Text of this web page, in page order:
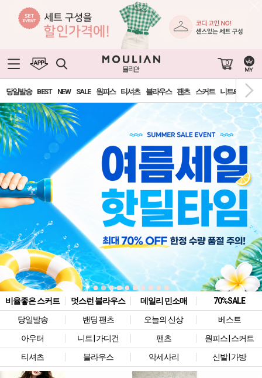
0
당일발송 BEST NEW SALE 원피스 티셔츠 블라우스 팬츠 스커트 니트&가디건
비율좋은 스커트 멋스런 블라우스 데일리 민소매
70%SALE
당일발송
밴딩 팬츠 오늘의 신상
베스트
아우터
니트 | 가디건 팬츠
원피스 | 스커트
티셔츠
블라우스 악세사리 신발 | 가방